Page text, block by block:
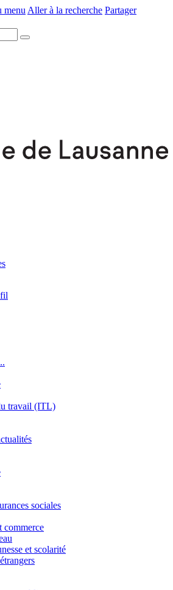
menu Aller à la recherche Partager
travail (ITL)
sociales
commerce
et scolarité